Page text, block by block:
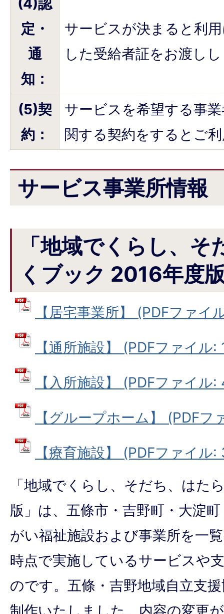
(4)認
定・
通
知：
サービスが決まると利
した受給者証をお渡し
(5)契
約：
サービスを希望する事
関する契約をするとご
サービス事業所情報
「地域でくらし、
くブック 2016年度
【居宅事業所】 (PDFファイ
【通所施設】 (PDFファイル:
【入所施設】 (PDFファイル:
【グループホーム】 (PDFフ
【療育施設】 (PDFファイル
「地域でくらし、そだち、はた
版」は、五條市・吉野町・大淀
がい福祉施設および事業所を一
時点で実施しているサービスや
のです。五條・吉野地域自立支
制作いたしました。内容の変更